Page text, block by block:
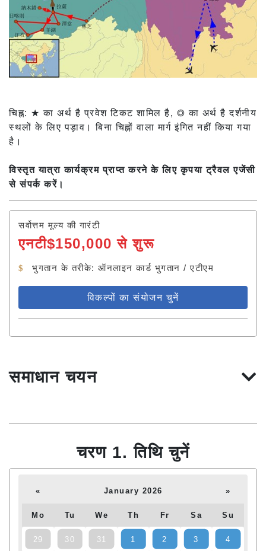
चिह्न: ★ का अर्थ है प्रवेश टिकट शामिल है, ◎ का अर्थ है दर्शनीय
स्थलों के लिए पड़ाव। बिना चिह्नों वाला मार्ग इंगित नहीं किया गया
है।
विस्तृत यात्रा कार्यक्रम प्राप्त करने के लिए कृपया ट्रैवल एजेंसी
से संपर्क करें।
सर्वोत्तम मूल्य की गारंटी
एनटी$150,000 से शुरू
भुगतान के तरीके: ऑनलाइन कार्ड भुगतान / एटीएम
विकल्पों का संयोजन चुनें
समाधान चयन
चरण 1. तिथि चुनें
« January 2026 »
Mo Tu We Th Fr Sa Su
29 30 31 1 2 3 4